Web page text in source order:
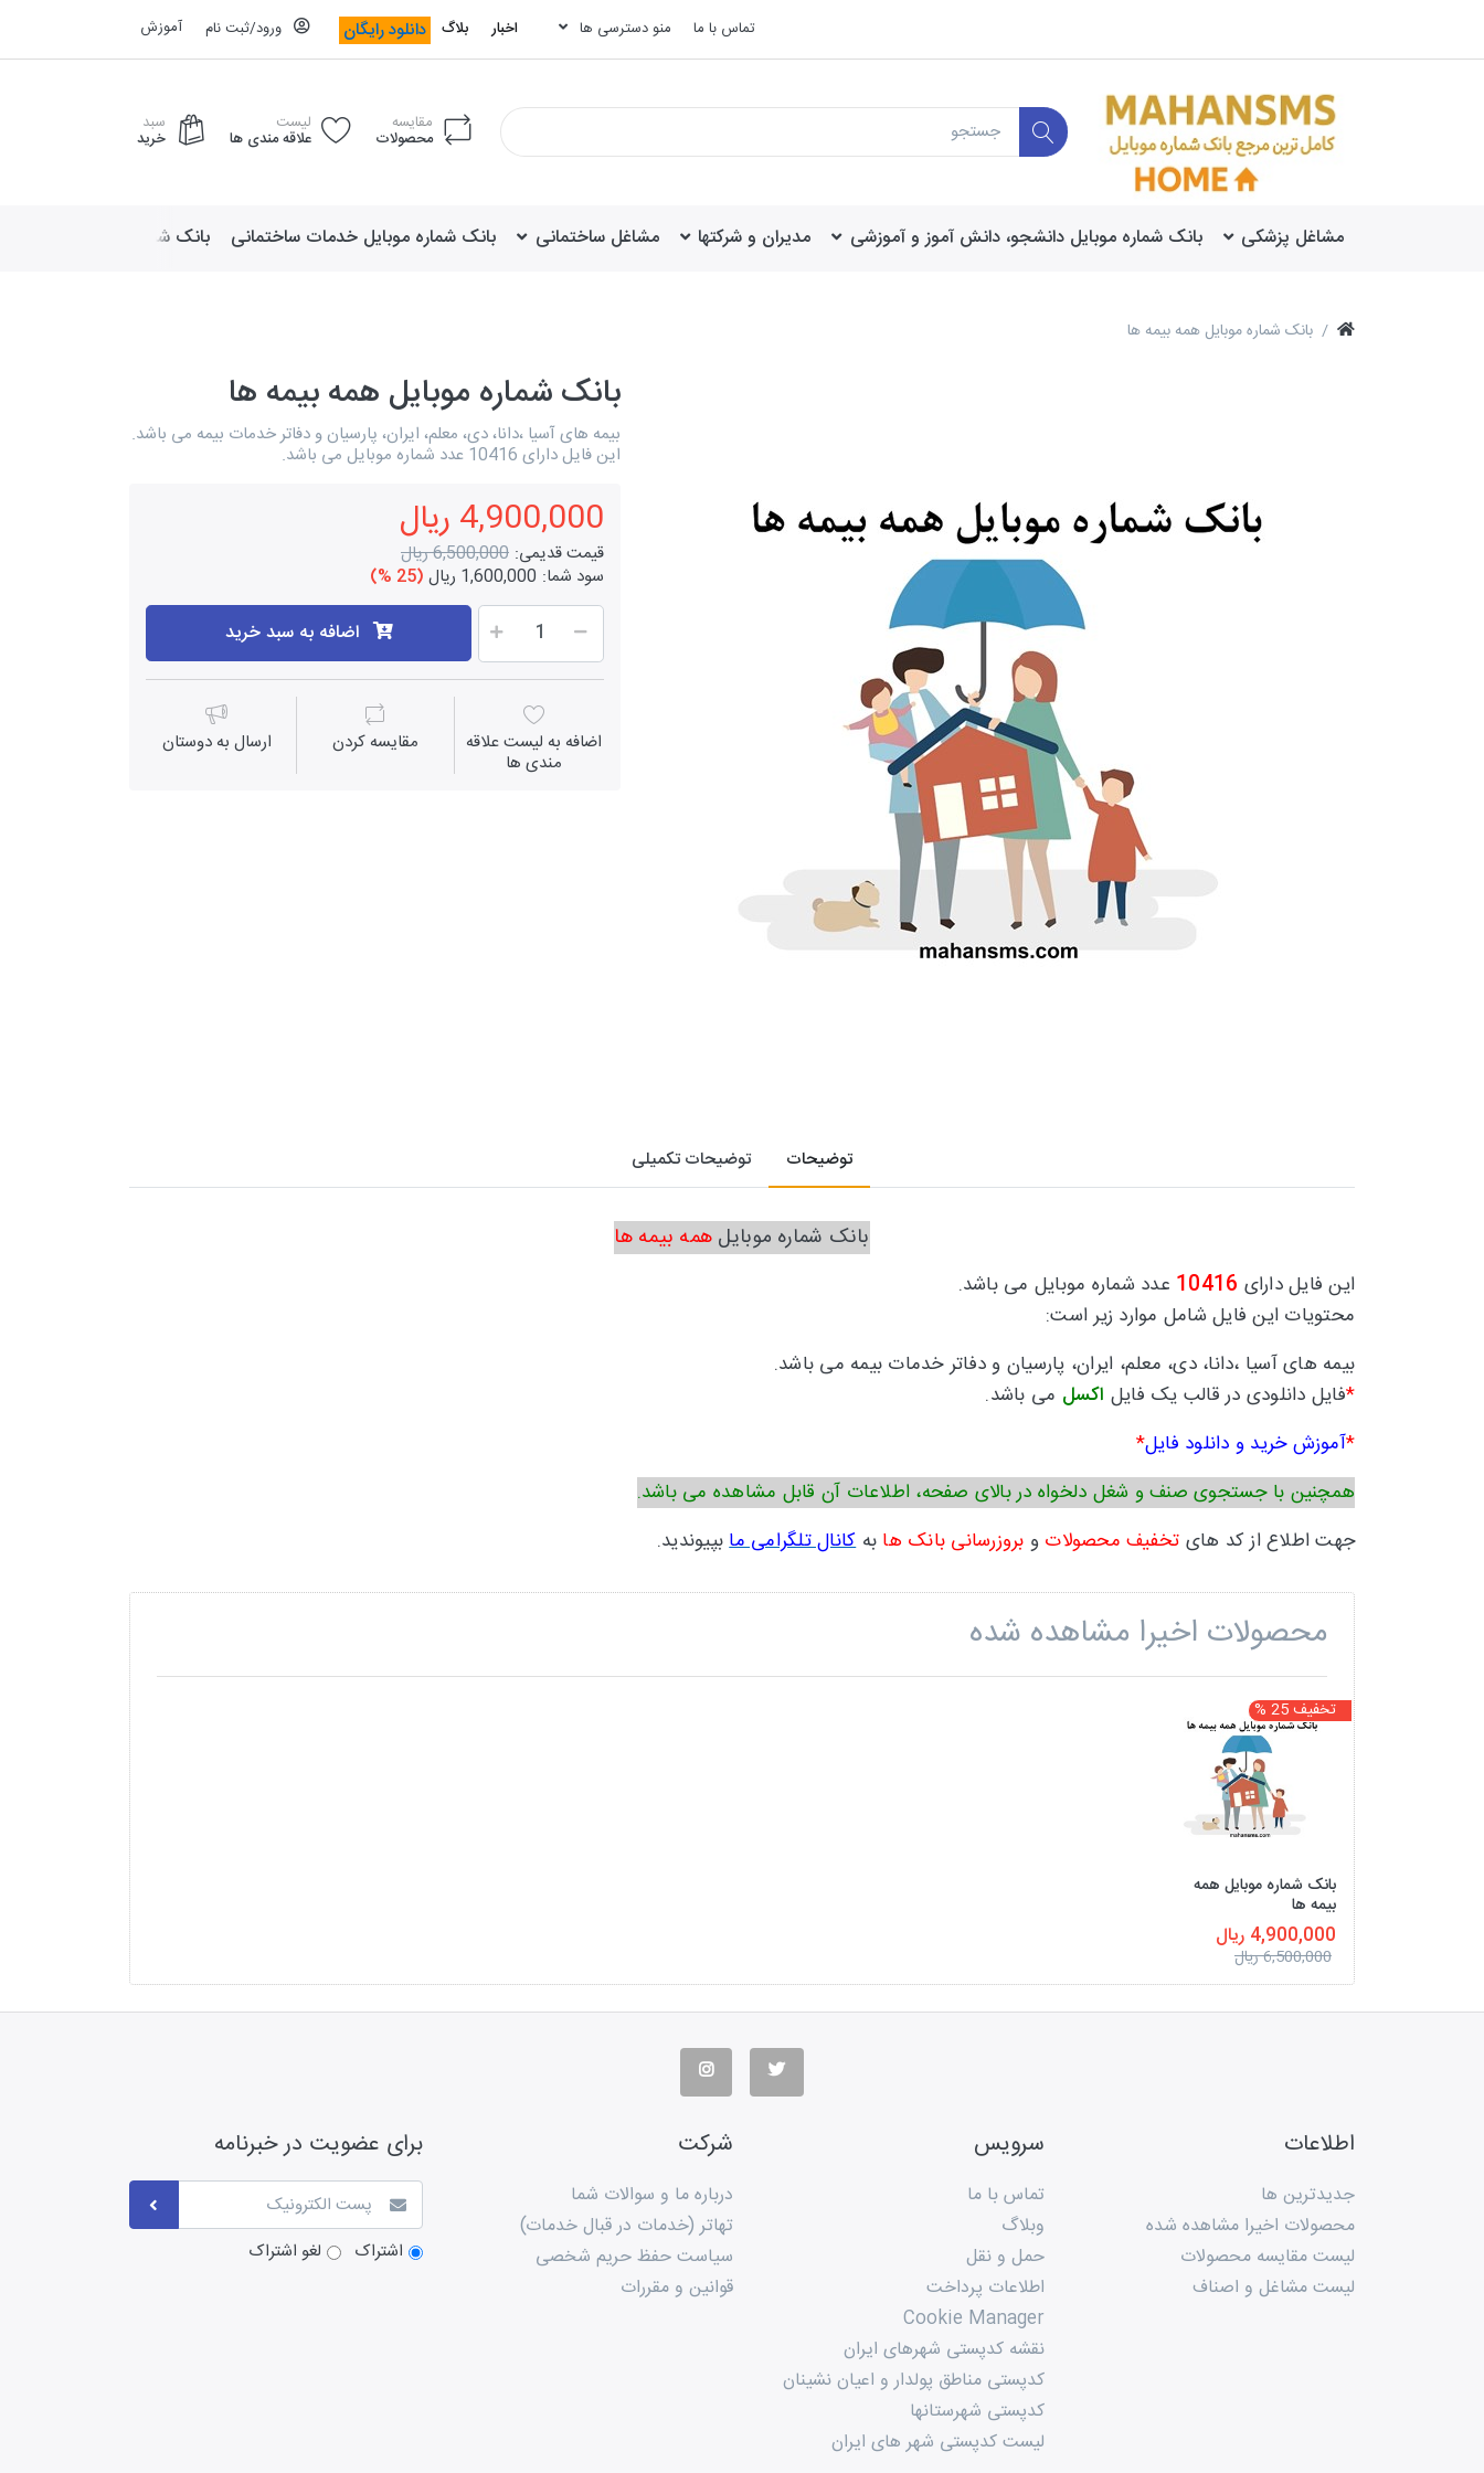
تماس با ما منو دسترسی ها اخبار بلاگ دانلود رایگان ورود/ثبت نام آموزش
مقایسه
محصولات
لیست
علاقه مندی ها
سبد
خرید
مشاغل پزشکی بانک شماره موبایل دانشجو، دانش آموز و آموزشی مدیران و شرکتها مشاغل ساختمانی بانک شماره موبایل خدمات ساختمانی بانک شماره موبایل لوازم
بانک شماره موبایل همه بیمه ها
بانک شماره موبایل همه بیمه ها
بیمه های آسیا ،دانا، دی، معلم، ایران، پارسیان و دفاتر خدمات بیمه می باشد.
این فایل دارای 10416 عدد شماره موبایل می باشد.
4,900,000 ریال
قیمت قدیمی: 6,500,000 ریال
سود شما: 1,600,000 ریال (25 %)
اضافه به سبد خرید
اضافه به لیست علاقه
مندی ها
مقايسه كردن ارسال به دوستان
توضیحات توضیحات تکمیلی
بانک شماره موبایل همه بیمه ها
این فایل دارای 10416 عدد شماره موبایل می باشد.
محتویات این فایل شامل موارد زیر است:
بیمه های آسیا ،دانا، دی، معلم، ایران، پارسیان و دفاتر خدمات بیمه می باشد.
*فایل دانلودی در قالب یک فایل اکسل می باشد.
*آموزش خرید و دانلود فایل*
همچنین با جستجوی صنف و شغل دلخواه در بالای صفحه، اطلاعات آن قابل مشاهده می باشد.
جهت اطلاع از کد های تخفیف محصولات و بروزرسانی بانک ها بهکانال تلگرامی مابپیوندید.
محصولات اخیرا مشاهده شده
تخفیف 25 %
بانک شماره موبایل همه
بیمه ها
4,900,000 ریال
6,500,000 ریال
اطلاعات
جدیدترین ها
محصولات اخیرا مشاهده شده
لیست مقایسه محصولات
لیست مشاغل و اصناف
سرویس
تماس با ما
وبلاگ
حمل و نقل
اطلاعات پرداخت
Cookie Manager
نقشه کدپستی شهرهای ایران
کدپستی مناطق پولدار و اعیان نشینان
کدپستی شهرستانها
لیست کدپستی شهر های ایران
شرکت
درباره ما و سوالات شما
تهاتر (خدمات در قبال خدمات)
سیاست حفظ حریم شخصی
قوانین و مقررات
برای عضویت در خبرنامه
اشتراک لغو اشتراک